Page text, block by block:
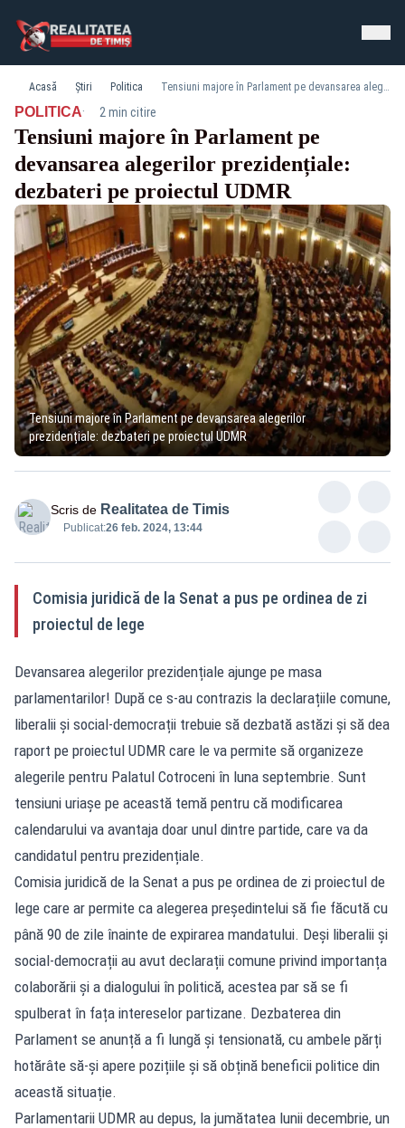
Acasă Știri Politica Tensiuni majore în Parlament pe devansarea alegerilor prezidențiale: dezbateri pe proiectul UDMR
POLITICA· 2 min citire
Tensiuni majore în Parlament pe
devansarea alegerilor prezidențiale:
dezbateri pe proiectul UDMR
Tensiuni majore în Parlament pe devansarea alegerilor
prezidențiale: dezbateri pe proiectul UDMR
Scris de Realitatea de Timis
Publicat:26 feb. 2024, 13:44
Comisia juridică de la Senat a pus pe ordinea de zi
proiectul de lege
Devansarea alegerilor prezidențiale ajunge pe masa
parlamentarilor! După ce s-au contrazis la declarațiile comune,
liberalii și social-democrații trebuie să dezbată astăzi și să dea
raport pe proiectul UDMR care le va permite să organizeze
alegerile pentru Palatul Cotroceni în luna septembrie. Sunt
tensiuni uriașe pe această temă pentru că modificarea
calendarului va avantaja doar unul dintre partide, care va da
candidatul pentru prezidențiale.
Comisia juridică de la Senat a pus pe ordinea de zi proiectul de
lege care ar permite ca alegerea președintelui să fie făcută cu
până 90 de zile înainte de expirarea mandatului. Deși liberalii și
social-democrații au avut declarații comune privind importanța
colaborării și a dialogului în politică, acestea par să se fi
spulberat în fața intereselor partizane. Dezbaterea din
Parlament se anunță a fi lungă și tensionată, cu ambele părți
hotărâte să-și apere pozițiile și să obțină beneficii politice din
această situație.
Parlamentarii UDMR au depus, la jumătatea lunii decembrie, un